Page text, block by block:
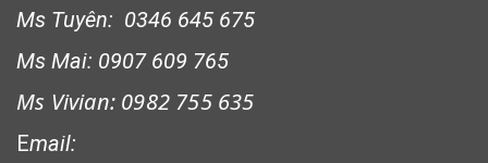
Ms Tuyên: 0346 645 675
Ms Mai: 0907 609 765
Ms Vivian: 0982 755 635
Email: